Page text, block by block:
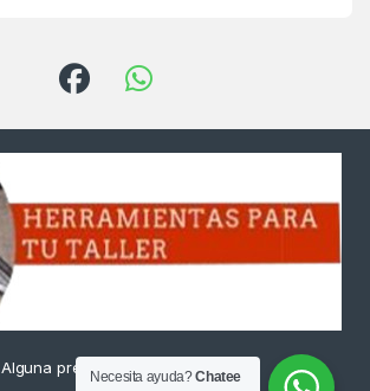
Alguna pregunta ? Llámanos
Necesita ayuda?Chatee